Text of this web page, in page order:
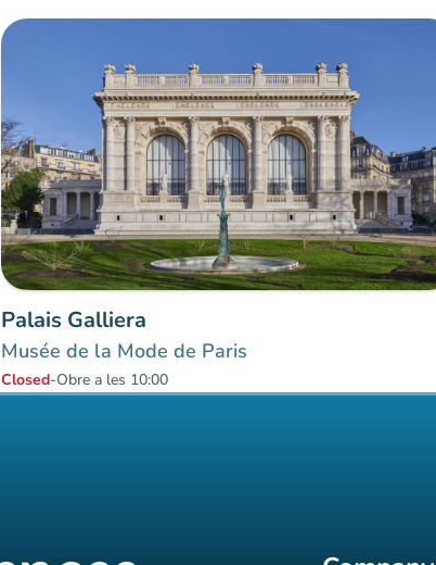
Palais Galliera
Musée de la Mode de Paris
Closed-Obre a les 10:00